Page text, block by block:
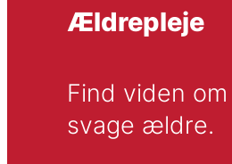
Ældrepleje
Find viden
svage ældre.